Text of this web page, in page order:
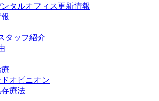
タルオフィス更新情報
タッフ紹介
オピニオン
療法